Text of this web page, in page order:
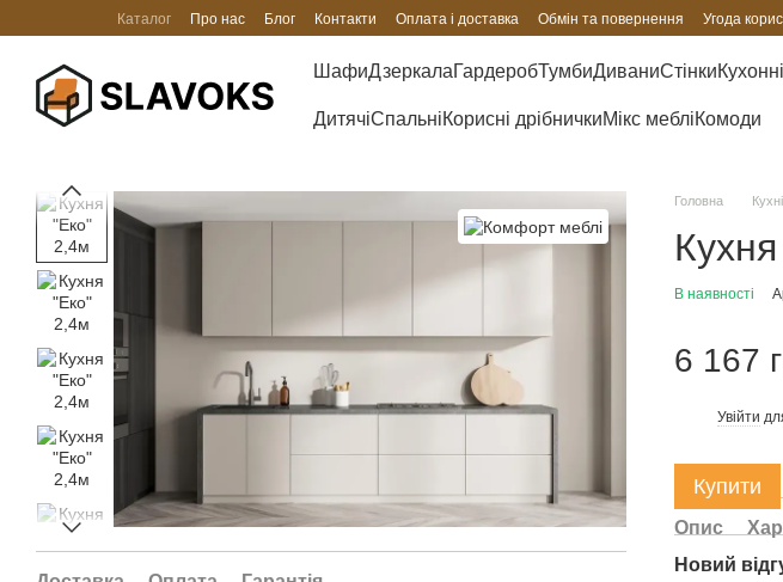
Перейти до основного контенту
Каталог Про нас Блог Контакти Оплата і доставка Обмін та повернення Угода
ШафиДзеркалаГардеробТумбиДиваниСтінки
ДитячіСпальніКорисні дрібничкиМікс мебліКомоди
Головна Кухні
В наявності
6 167
Увійти
Купити
Опис
Новий